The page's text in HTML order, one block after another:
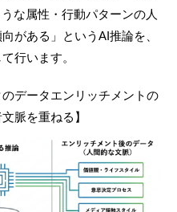
な属性・行動パターンの人
がある」というAI推論を、
行います。
データエンリッチメントの
脈を重ねる】